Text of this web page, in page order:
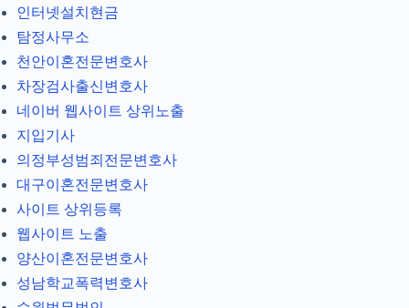
인터넷설치현금
탐정사무소
천안이혼전문변호사
차장검사출신변호사
네이버 웹사이트 상위노출
지입기사
의정부성범죄전문변호사
대구이혼전문변호사
사이트 상위등록
웹사이트 노출
양산이혼전문변호사
성남학교폭력변호사